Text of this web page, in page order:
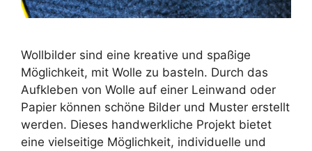
Wollbilder sind eine kreative und spaßige
Möglichkeit, mit Wolle zu basteln. Durch das
Aufkleben von Wolle auf einer Leinwand oder
Papier können schöne Bilder und Muster erstellt
werden. Dieses handwerkliche Projekt bietet
eine vielseitige Möglichkeit, individuelle und